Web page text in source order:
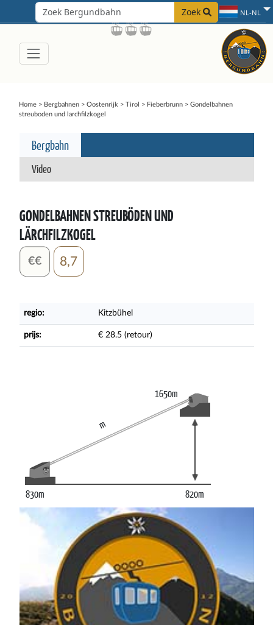
Zoek NL-NL
Home> Bergbahnen> Oostenrijk > Tirol > Fieberbrunn> Gondelbahnen
streuboden und larchfilzkogel
Bergbahn
Video
GONDELBAHNEN STREUBÖDEN UND
LÄRCHFILZKOGEL
8,7
regio: Kitzbühel
prijs: € 28.5 (retour)
830m
1650m
m
820m